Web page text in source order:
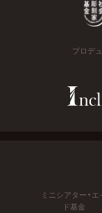
プロデ
ミニシアター・エ
ド基金